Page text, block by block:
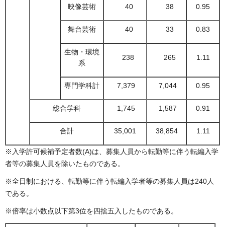
映像芸術 40 38 0.95
舞台芸術 40 33 0.83
生物・環境
系
238 265 1.11
専門学科計 7,379 7,044 0.95
総合学科 1,745 1,587 0.91
合計 35,001 38,854 1.11
※入学許可候補予定者数(A)は、募集人員から転勤等に伴う転編入学
者等の募集人員を除いたものである。
※全日制における、転勤等に伴う転編入学者等の募集人員は240人
である。
※倍率は小数点以下第3位を四捨五入したものである。